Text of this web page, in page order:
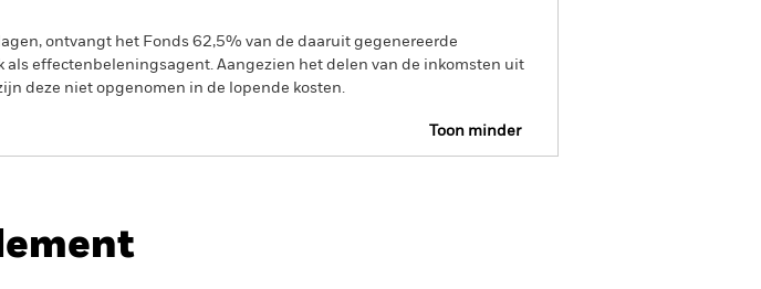
ontvangt het Fonds 62,5% van de daaruit gegenereerde
effectenbeleningsagent. Aangezien het delen van de inkomsten uit
deze niet opgenomen in de lopende kosten.
Toon minder
Managers